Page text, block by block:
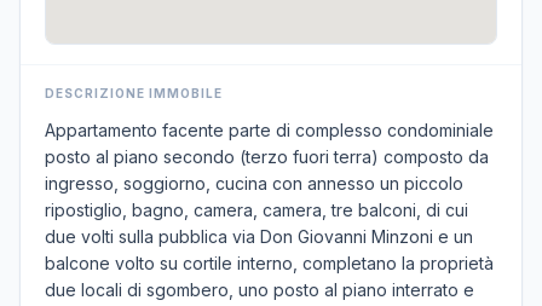
DESCRIZIONE IMMOBILE
Appartamento facente parte di complesso condominiale
posto al piano secondo (terzo fuori terra) composto da
ingresso, soggiorno, cucina con annesso un piccolo
ripostiglio, bagno, camera, camera, tre balconi, di cui
due volti sulla pubblica via Don Giovanni Minzoni e un
balcone volto su cortile interno, completano la proprietà
due locali di sgombero, uno posto al piano interrato e